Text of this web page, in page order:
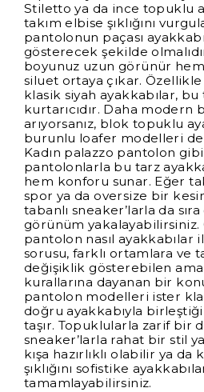
Stiletto ya da ince topuklu
takım elbise şıklığını
pantolonun paçası
gösterecek şekilde
boyunuz uzun görünür
siluet ortaya çıkar.
klasik siyah ayakkabılar,
kurtarıcıdır. Daha modern
arıyorsanız, blok topuklu
burunlu loafer modelleri
Kadın palazzo pantolon
pantolonlarla bu tarz
hem konforu sunar. Eğer
spor ya da oversize bir
tabanlı sneaker’larla da sıra
görünüm yakalayabilirsiniz.
pantolon nasıl
sorusu, farklı ortamlara ve
değişiklik gösterebilen
kurallarına dayanan bir
pantolon modelleri ister
doğru ayakkabıyla
taşır. Topuklularla zarif bir
sneaker’larla rahat bir stil
kışa hazırlıklı olabilir ya da
şıklığını sofistike
tamamlayabilirsiniz.